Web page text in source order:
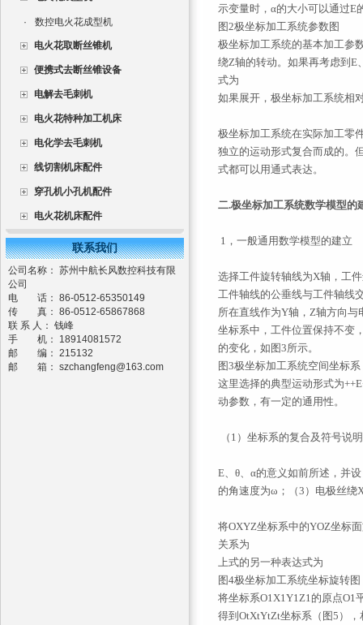
· 数控电火花成型机
电火花取断丝锥机
便携式去断丝锥设备
电解去毛刺机
电火花特种加工机床
电化学去毛刺机
线切割机床配件
穿孔机小孔机配件
电火花机床配件
联系我们
公司名称： 苏州中航长风数控科技有限
公司
电 话： 86-0512-65350149
传 真： 86-0512-65867868
联 系 人： 钱峰
手 机： 18914081572
邮 编： 215132
邮 箱：szchangfeng@163.com
示变量时，α的大小可以通过E
图2极坐标加工系统参数图
极坐标加工系统的基本加工参
绕Z轴的转动。如果再考虑到E
式为
如果展开，极坐标加工系统相
极坐标加工系统在实际加工零
独立的运动形式复合而成的。
式都可以用通式表达。
二.极坐标加工系统数学模型的
1，一般通用数学模型的建立
选择工件旋转轴线为X轴，工
工件轴线的公垂线与工件轴线
所在直线作为Y轴，Z轴方向
坐标系中，工件位置保持不变
的变化，如图3所示。
图3极坐标加工系统空间坐标系
这里选择的典型运动形式为+
动参数，有一定的通用性。
（1）坐标系的复合及符号说明
E、θ、α的意义如前所述，并
的角速度为ω；（3）电极丝绕
将OXYZ坐标系中的YOZ坐标
关系为
上式的另一种表达式为
图4极坐标加工系统坐标旋转图
将坐标系O1X1Y1Z1的原点O1
得到OtXtYtZt坐标系（图5），